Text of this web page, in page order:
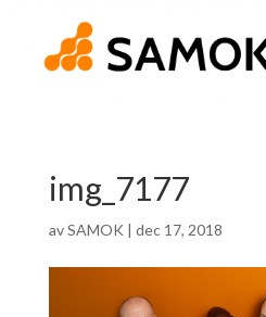
img_7177
avSAMOK | dec 17, 2018